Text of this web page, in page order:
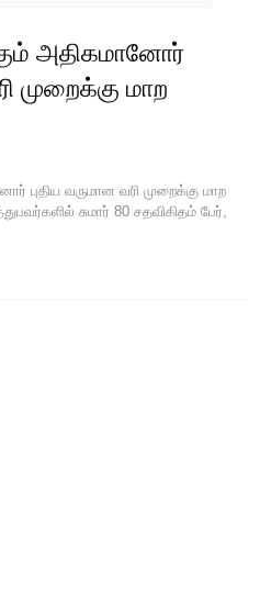
அதிகமானோர்
முறைக்கு மாற
புதிய வருமான வரி முறைக்கு மாற
சுமார் 80 சதவிகிதம் பேர்,